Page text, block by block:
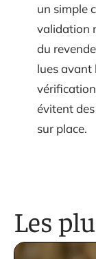
un simple
validation
du
lues avant
évitent
sur place.
Les